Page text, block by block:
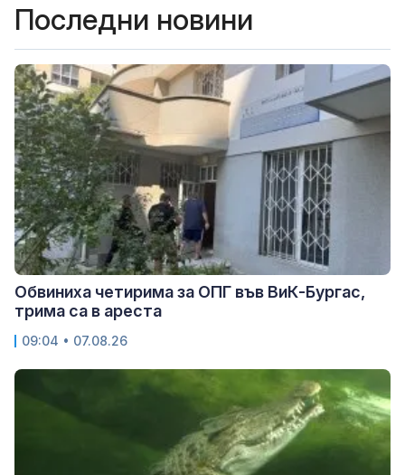
Последни новини
Обвиниха четирима за ОПГ във ВиК-Бургас,
трима са в ареста
09:04 • 07.08.26